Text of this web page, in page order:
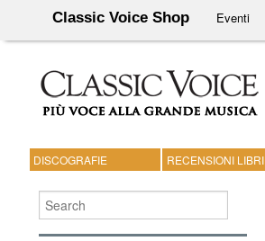
Classic Voice Shop Eventi
DISCOGRAFIE RECENSIONI LIBRI